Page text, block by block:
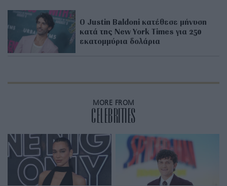
Ο Justin Baldoni κατέθεσε μήνυση
κατά της New York Times για 250
εκατομμύρια δολάρια
MORE FROM
CELEBRITIES